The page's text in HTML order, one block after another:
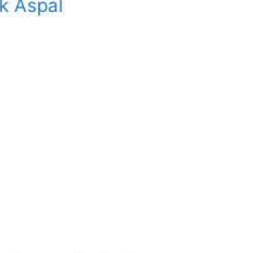
Aspal